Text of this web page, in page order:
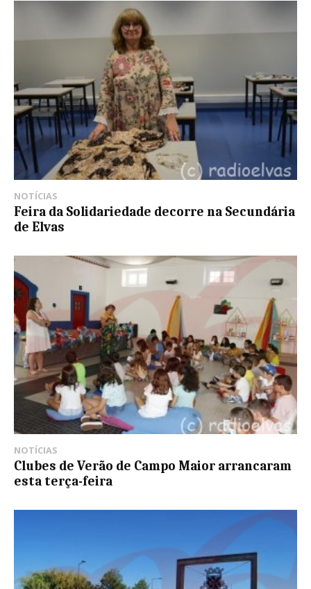
NOTÍCIAS
Feira da Solidariedade decorre na Secundária
de Elvas
NOTÍCIAS
Clubes de Verão de Campo Maior arrancaram
esta terça-feira